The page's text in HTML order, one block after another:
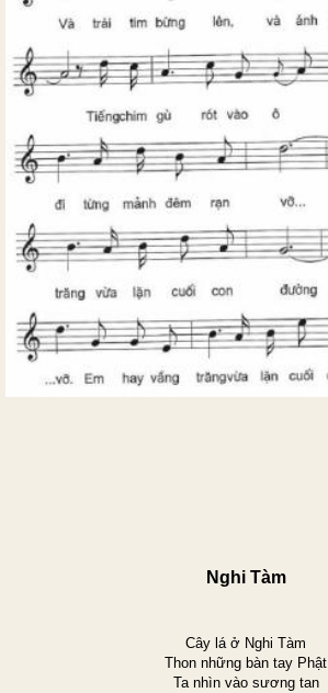
Nghi Tàm
Cây lá ở Nghi Tàm
Thon những bàn tay Phật
Ta nhìn vào sương tan